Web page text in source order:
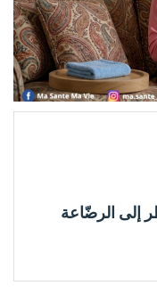
إلى الرضّاعة